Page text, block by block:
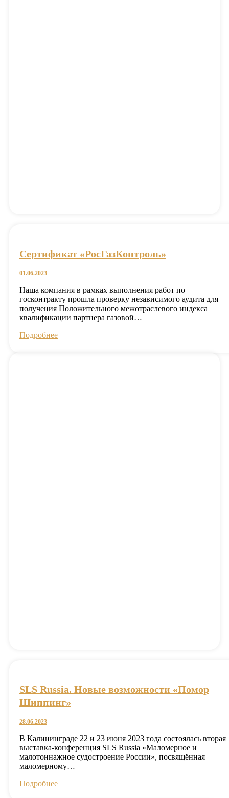
Сертификат «РосГазКонтроль»
01.06.2023
Наша компания в рамках выполнения работ по
госконтракту прошла проверку независимого аудита для
получения Положительного межотраслевого индекса
квалификации партнера газовой…
Подробнее
SLS Russia. Новые возможности «Помор
Шиппинг»
28.06.2023
В Калининграде 22 и 23 июня 2023 года состоялась вторая
выставка-конференция SLS Russia «Маломерное и
малотоннажное судостроение России», посвящённая
маломерному…
Подробнее